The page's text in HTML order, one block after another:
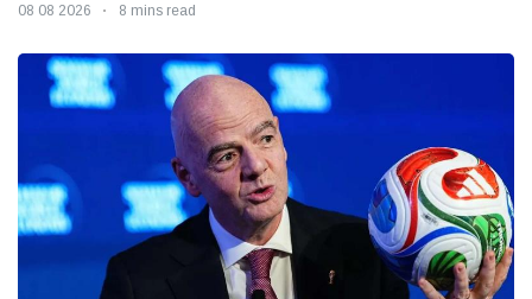
08 08 2026 8 mins read